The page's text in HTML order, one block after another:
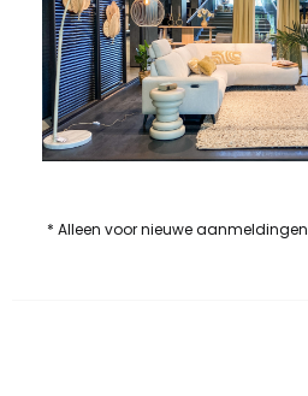
* Alleen voor nieuwe aanmeldingen